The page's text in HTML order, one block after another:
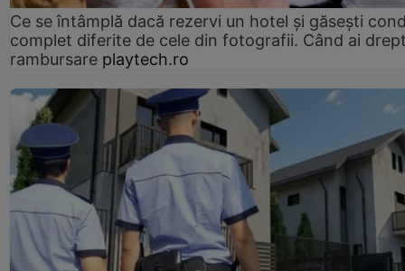
Ce se întâmplă dacă rezervi un hotel și găsești
complet diferite de cele din fotografii. Când ai
rambursare playtech.ro